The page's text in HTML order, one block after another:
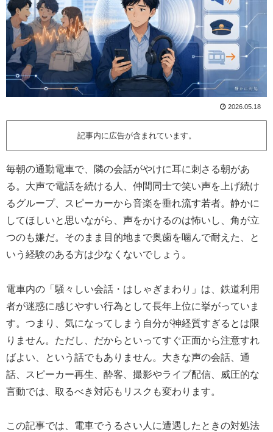
2026.05.18
記事内に広告が含まれています。
毎朝の通勤電車で、隣の会話がやけに耳に刺さる朝があ
る。大声で電話を続ける人、仲間同士で笑い声を上げ続け
るグループ、スピーカーから音楽を垂れ流す若者。静かに
してほしいと思いながら、声をかけるのは怖いし、角が立
つのも嫌だ。そのまま目的地まで奥歯を噛んで耐えた、と
いう経験のある方は少なくないでしょう。
電車内の「騒々しい会話・はしゃぎまわり」は、鉄道利用
者が迷惑に感じやすい行為として長年上位に挙がっていま
す。つまり、気になってしまう自分が神経質すぎるとは限
りません。ただし、だからといってすぐ正面から注意すれ
ばよい、という話でもありません。大きな声の会話、通
話、スピーカー再生、酔客、撮影やライブ配信、威圧的な
言動では、取るべき対応もリスクも変わります。
この記事では、電車でうるさい人に遭遇したときの対処法